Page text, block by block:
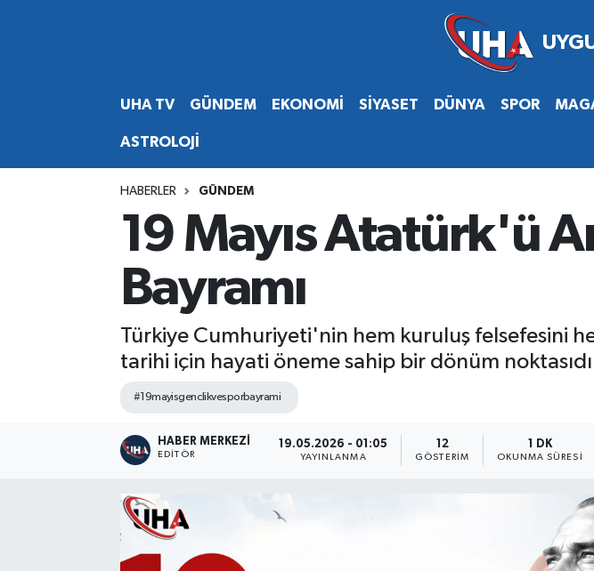
UHA TV GÜNDEM EKONOMİ SİYASET DÜNYA SPOR
ASTROLOJİ
HABERLER GÜNDEM
19 Mayıs Atatürk'ü
Bayramı
Türkiye Cumhuriyeti'nin hem kuruluş felsefesini
tarihi için hayati öneme sahip bir dönüm
#19mayisgenclikvesporbayrami
HABER MERKEZI
EDITÖR
19.05.2026 - 01:05
YAYINLANMA
12
GÖSTERIM
1 DK
OKUNMA SÜRESI
Hava Durumu
Süper Lig Puan Durumu ve Fikstür
Tüm Manşetler
Son Dakika Haberleri